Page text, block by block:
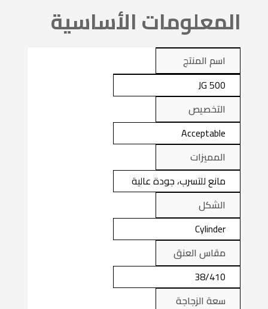
المعلومات الأساسية
اسم المنتج
JG 500
التخصيص
Acceptable
المميزات
مانع للتسرب، جودة عالية
الشكل
Cylinder
مقاس العنق
38/410
سعة الزجاجة